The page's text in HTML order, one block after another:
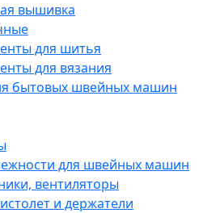
вышивка
для шитья
для вязания
бытовых швейных машин
для швейных машин
вентиляторы
и держатели